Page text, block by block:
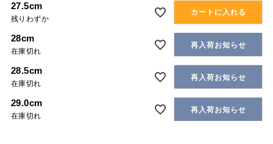
27.5cm
残りわずか
カートに入れる
28cm
在庫切れ
再入荷お知らせ
28.5cm
在庫切れ
再入荷お知らせ
29.0cm
在庫切れ
再入荷お知らせ